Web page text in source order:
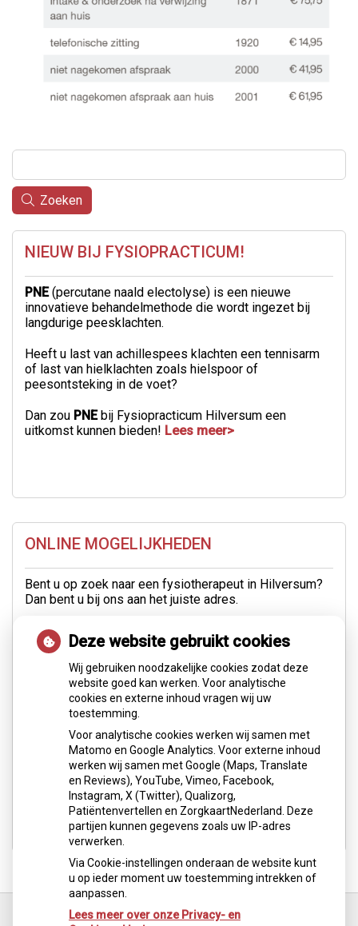
Zoeken
NIEUW BIJ FYSIOPRACTICUM!
PNE(percutane naald electolyse) is een nieuwe
innovatieve behandelmethode die wordt ingezet bij
langdurige peesklachten.
Heeft u last van achillespees klachten een tennisarm
of last van hielklachten zoals hielspoor of
peesontsteking in de voet?
Dan zou PNEbij Fysiopracticum Hilversum een
uitkomst kunnen bieden! Lees meer>
ONLINE MOGELIJKHEDEN
Bent u op zoek naar een fysiotherapeut in Hilversum?
Dan bent u bij ons aan het juiste adres.
U kunt zich via deze site gemakkelijk
inschrijven of online een afspraak inplannen.
Uiteraard kunt u ons ook bellen op 035 6247215 of
mail naar info@fysiopracticum.com.
webshop
kunt u braces en andere materialen
bestellen.
Deze website gebruikt cookies
Wij gebruiken noodzakelijke cookies zodat deze
website goed kan werken. Voor analytische
cookies en externe inhoud vragen wij uw
toestemming.
Voor analytische cookies werken wij samen met
Matomo en Google Analytics. Voor externe inhoud
werken wij samen met Google (Maps, Translate
en Reviews), YouTube, Vimeo, Facebook,
Instagram, X (Twitter), Qualizorg,
Patiëntenvertellen en ZorgkaartNederland. Deze
partijen kunnen gegevens zoals uw IP-adres
verwerken.
Via Cookie-instellingen onderaan de website kunt
u op ieder moment uw toestemming intrekken of
aanpassen.
Lees meer over onze Privacy- en